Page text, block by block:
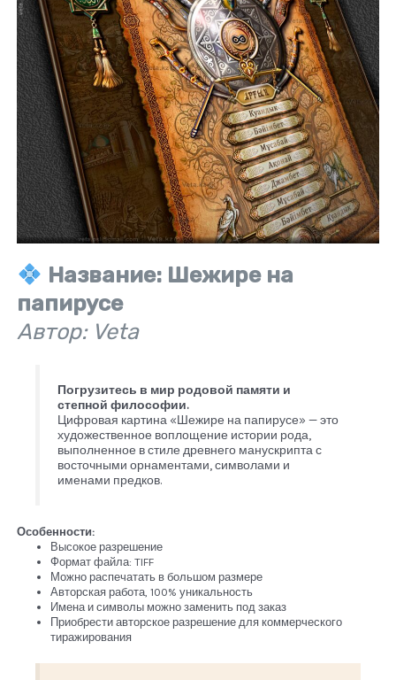
Название: Шежире на
папирусе
Автор: Veta
Погрузитесь в мир родовой памяти и
степной философии.
Цифровая картина «Шежире на папирусе» — это
художественное воплощение истории рода,
выполненное в стиле древнего манускрипта с
восточными орнаментами, символами и
именами предков.
Особенности:
Высокое разрешение
Формат файла: TIFF
Можно распечатать в большом размере
Авторская работа, 100% уникальность
Имена и символы можно заменить под заказ
Приобрести авторское разрешение для коммерческого
тиражирования